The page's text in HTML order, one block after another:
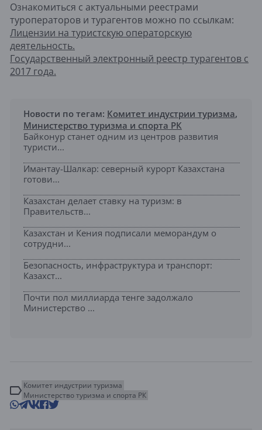
Ознакомиться с актуальными реестрами
туроператоров и турагентов можно по ссылкам:
Лицензии на туристскую операторскую
деятельность.
Государственный электронный реестр турагентов с
2017 года.
Новости по тегам: Комитет индустрии туризма,
Министерство туризма и спорта РК
Байконур станет одним из центров развития
туристи...
Имантау-Шалкар: северный курорт Казахстана
готови...
Казахстан делает ставку на туризм: в
Правительств...
Казахстан и Кения подписали меморандум о
сотрудни...
Безопасность, инфраструктура и транспорт:
Казахст...
Почти пол миллиарда тенге задолжало
Министерство ...
Комитет индустрии туризма
Министерство туризма и спорта РК